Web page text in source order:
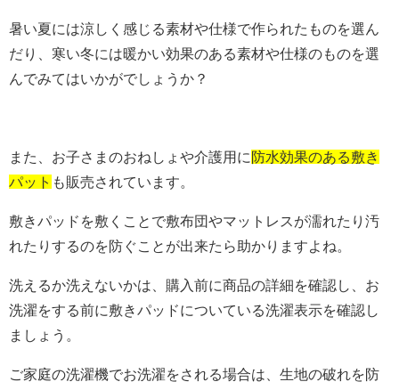
暑い夏には涼しく感じる素材や仕様で作られたものを選ん
だり、寒い冬には暖かい効果のある素材や仕様のものを選
んでみてはいかがでしょうか？
また、お子さまのおねしょや介護用に 防水効果のある敷き
パット も販売されています。
敷きパッドを敷くことで敷布団やマットレスが濡れたり汚
れたりするのを防ぐことが出来たら助かりますよね。
洗えるか洗えないかは、購入前に商品の詳細を確認し、お
洗濯をする前に敷きパッドについている洗濯表示を確認し
ましょう。
ご家庭の洗濯機でお洗濯をされる場合は、生地の破れを防